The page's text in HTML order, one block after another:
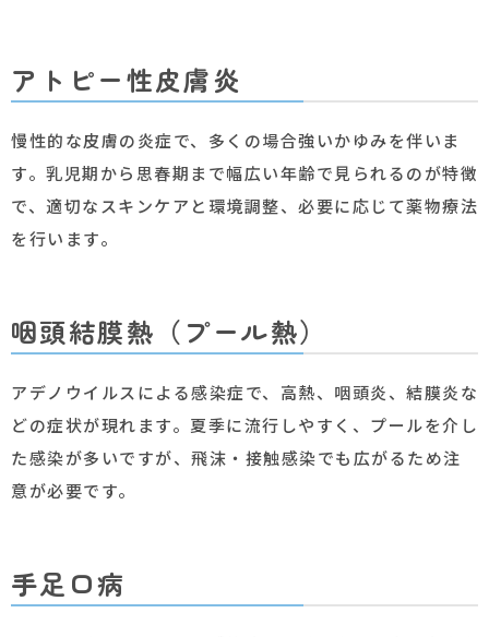
アトピー性皮膚炎
慢性的な皮膚の炎症で、多くの場合強いかゆみを伴いま
す。乳児期から思春期まで幅広い年齢で見られるのが特徴
で、適切なスキンケアと環境調整、必要に応じて薬物療法
を行います。
咽頭結膜熱（プール熱）
アデノウイルスによる感染症で、高熱、咽頭炎、結膜炎な
どの症状が現れます。夏季に流行しやすく、プールを介し
た感染が多いですが、飛沫・接触感染でも広がるため注
意が必要です。
手足口病